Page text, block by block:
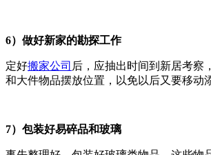
6）做好新家的勘探工作
定好搬家公司 后，应抽出时间到新居考察
和大件物品摆放位置，以免以后又要移动
7）包装好易碎品和玻璃